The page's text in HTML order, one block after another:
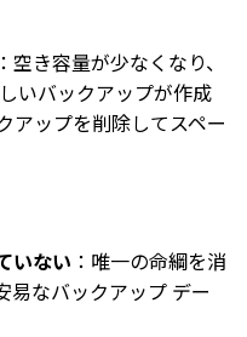
：空き容量が少なくなり、
いバックアップが作成
アップを削除してスペー
いない ：唯一の命綱を消
易なバックアップ デー